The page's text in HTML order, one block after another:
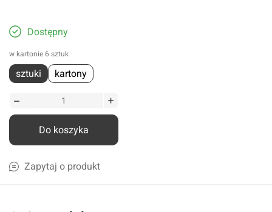
Dostępny
w kartonie 6 sztuk
sztuki kartony
Do koszyka
Zapytaj o produkt